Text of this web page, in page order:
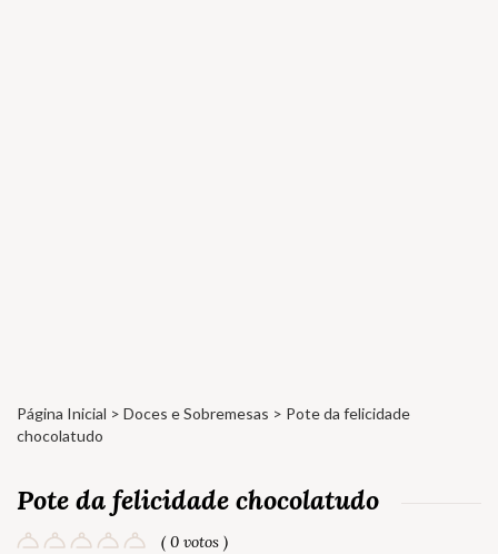
Página Inicial > Doces e Sobremesas > Pote da felicidade
chocolatudo
Pote da felicidade chocolatudo
( 0 votos )